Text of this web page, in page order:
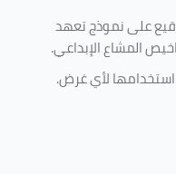
على نموذج تعهد
المشاع الإبداعي.
استخدامها لأي غرض.